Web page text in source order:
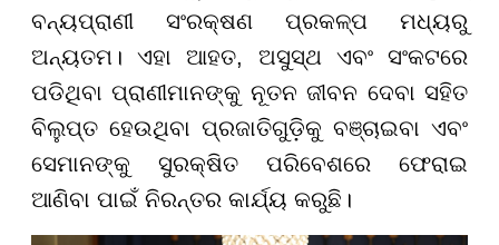
ବନ୍ୟପ୍ରାଣୀ ସଂରକ୍ଷଣ ପ୍ରକଳ୍ପ ମଧ୍ୟରୁ
ଅନ୍ୟତମ। ଏହା ଆହତ, ଅସୁସ୍ଥ ଏବଂ ସଂକଟରେ
ପଡିଥିବା ପ୍ରାଣୀମାନଙ୍କୁ ନୂତନ ଜୀବନ ଦେବା ସହିତ
ବିଲୁପ୍ତ ହେଉଥିବା ପ୍ରଜାତିଗୁଡ଼ିକୁ ବଞ୍ଚାଇବା ଏବଂ
ସେମାନଙ୍କୁ ସୁରକ୍ଷିତ ପରିବେଶରେ ଫେରାଇ
ଆଣିବା ପାଇଁ ନିରନ୍ତର କାର୍ଯ୍ୟ କରୁଛି।